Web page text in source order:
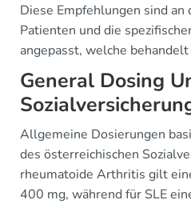
Diese Empfehlungen sind
Patienten und die
angepasst, welche
General Dosing
Allgemeine Dosierungen
des österreichischen
rheumatoide Arthritis gilt
400 mg, während für SLE